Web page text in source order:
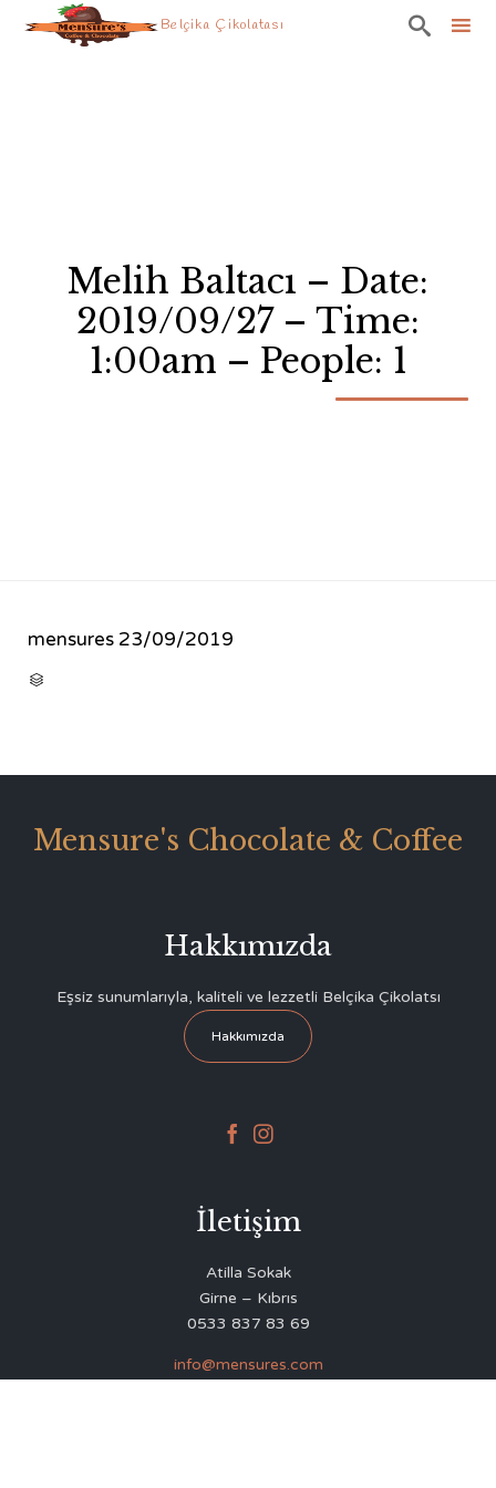
Belçika Çikolatası 
Melih Baltacı – Date:
2019/09/27 – Time:
1:00am – People: 1
mensures 23/09/2019

Mensure's Chocolate & Coffee
Hakkımızda
Eşsiz sunumlarıyla, kaliteli ve lezzetli Belçika Çikolatsı
Hakkımızda
 
İletişim
Atilla Sokak
Girne – Kıbrıs
0533 837 83 69
info@mensures.com